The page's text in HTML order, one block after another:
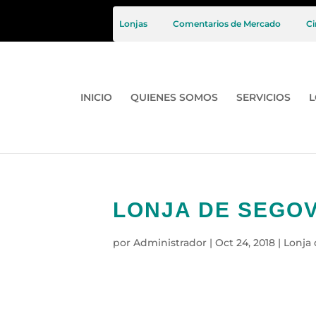
Lonjas Comentarios de Mercado
INICIO QUIENES SOMOS SERVICIOS
LONJA DE
por Administrador | Oct 24, 2018 | Lonja